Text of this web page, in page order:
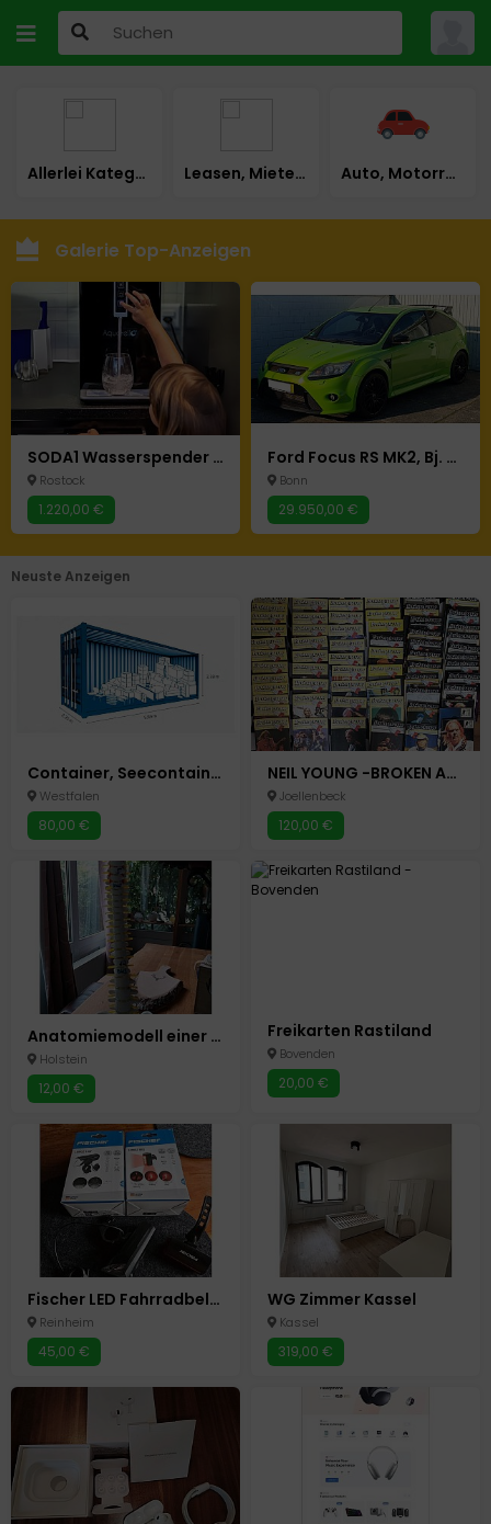
Allerlei Kategorie Leasen, Mieten, Mietkauf Auto, Motorrad & LKW
Galerie Top-Anzeigen
SODA1 Wasserspender – Heiß, Kalt & Sprudelnd mit Integriertem Filter & UV desinfektion
Rostock
1.220,00 €
Ford Focus RS MK2, Bj. 2010, 109.000km, 305 PS, 2. Hand, Voll Fahrbereit, Scheckheft
Bonn
29.950,00 €
Neuste Anzeigen
Container, Seecontainer zu vermieten, Lagerfläche, Garage, Halle
Westfalen
80,00 €
NEIL YOUNG -BROKEN ARROW FANZINE _Nr.48-115
Joellenbeck
120,00 €
Anatomiemodell einer Wirbelsäule
Holstein
12,00 €
Freikarten Rastiland
Bovenden
20,00 €
Fischer LED Fahrradbeleuchtung Set! Fernlicht + Bremslicht!
Reinheim
45,00 €
WG Zimmer Kassel
Kassel
319,00 €